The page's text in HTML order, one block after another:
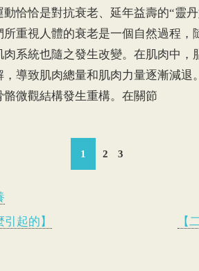
恰恰是對抗衰老、延年益壽的“靈
所重視人體的衰老是一個自然過程，
系統也隨之發生改變。在肌肉中，
，導致肌肉總量和肌肉力量逐漸減退
骼微觀結構發生重構。在關節
1 2 3
起的】
【